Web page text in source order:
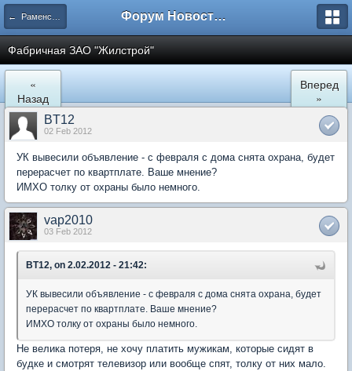
← Раменское Форум Новостройки
Фабричная ЗАО "Жилстрой"
«
Назад
Вперед
»
BT12
02 Feb 2012
УК вывесили объявление - с февраля с дома снята охрана, будет
перерасчет по квартплате. Ваше мнение?
ИМХО толку от охраны было немного.
vap2010
03 Feb 2012
BT12, on 2.02.2012 - 21:42:
УК вывесили объявление - с февраля с дома снята охрана, будет
перерасчет по квартплате. Ваше мнение?
ИМХО толку от охраны было немного.
Не велика потеря, не хочу платить мужикам, которые сидят в
будке и смотрят телевизор или вообще спят, толку от них мало.